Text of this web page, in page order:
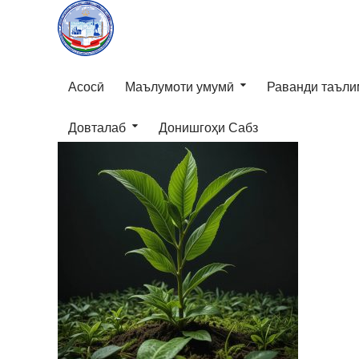
Асосӣ Маълумоти умумӣ Раванди
Довталаб Донишгоҳи Сабз